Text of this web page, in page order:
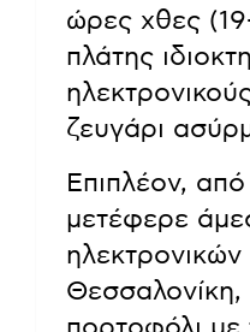
ώρες χθες
πλάτης
ζευγάρι
Επιπλέον,
μετέφερε